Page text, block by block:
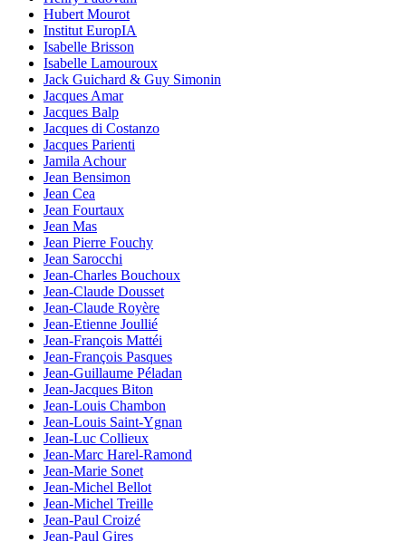
Hubert Mourot
Institut EuropIA
Isabelle Brisson
Isabelle Lamouroux
Jack Guichard & Guy Simonin
Jacques Amar
Jacques Balp
Jacques di Costanzo
Jacques Parienti
Jamila Achour
Jean Bensimon
Jean Cea
Jean Fourtaux
Jean Mas
Jean Pierre Fouchy
Jean Sarocchi
Jean-Charles Bouchoux
Jean-Claude Dousset
Jean-Claude Royère
Jean-Etienne Joullié
Jean-François Mattéi
Jean-François Pasques
Jean-Guillaume Péladan
Jean-Jacques Biton
Jean-Louis Chambon
Jean-Louis Saint-Ygnan
Jean-Luc Collieux
Jean-Marc Harel-Ramond
Jean-Marie Sonet
Jean-Michel Bellot
Jean-Michel Treille
Jean-Paul Croizé
Jean-Paul Gires